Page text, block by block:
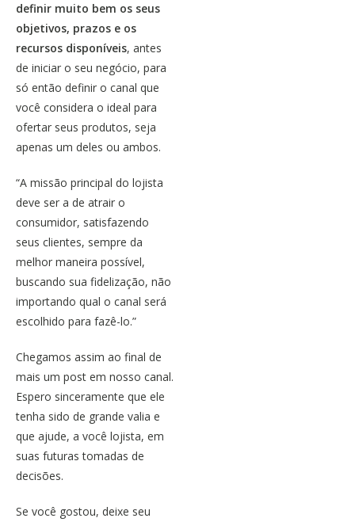
definir muito bem os seus
objetivos, prazos e os
recursos disponíveis, antes
de iniciar o seu negócio, para
só então definir o canal que
você considera o ideal para
ofertar seus produtos, seja
apenas um deles ou ambos.
“A missão principal do lojista
deve ser a de atrair o
consumidor, satisfazendo
seus clientes, sempre da
melhor maneira possível,
buscando sua fidelização, não
importando qual o canal será
escolhido para fazê-lo.”
Chegamos assim ao final de
mais um post em nosso canal.
Espero sinceramente que ele
tenha sido de grande valia e
que ajude, a você lojista, em
suas futuras tomadas de
decisões.
Se você gostou, deixe seu